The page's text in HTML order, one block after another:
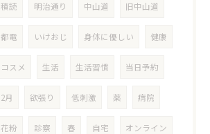
積読 明治通り 中山道 旧中山道
都電 いけおじ 身体に優しい 健康
コスメ 生活 生活習慣 当日予約
2月 欲張り 低刺激 薬 病院
花粉 診察 春 自宅 オンライン